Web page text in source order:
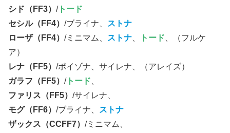
シド（FF3） /トード
セシル（FF4） /ブライナ、
ストナ
ローザ（FF4） /ミニマム、 ストナ トード 、（フルケ
ア）
レナ（FF5） /ポイゾナ、サイレナ、（アレイズ）
ガラフ（FF5） /トード
ファリス（FF5） /サイレナ、
モグ（FF6） /ブライナ、
ストナ
ザックス（CCFF7） /ミニマム、